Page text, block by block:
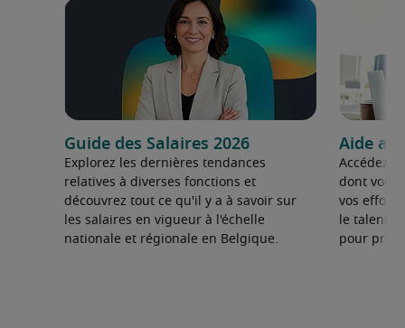
Guide des Salaires 2026
Explorez les dernières tendances
relatives à diverses fonctions et
découvrez tout ce qu'il y a à savoir sur
les salaires en vigueur à l'échelle
nationale et régionale en Belgique.
Aide au
Accédez
dont vous
vos
le talent
pour